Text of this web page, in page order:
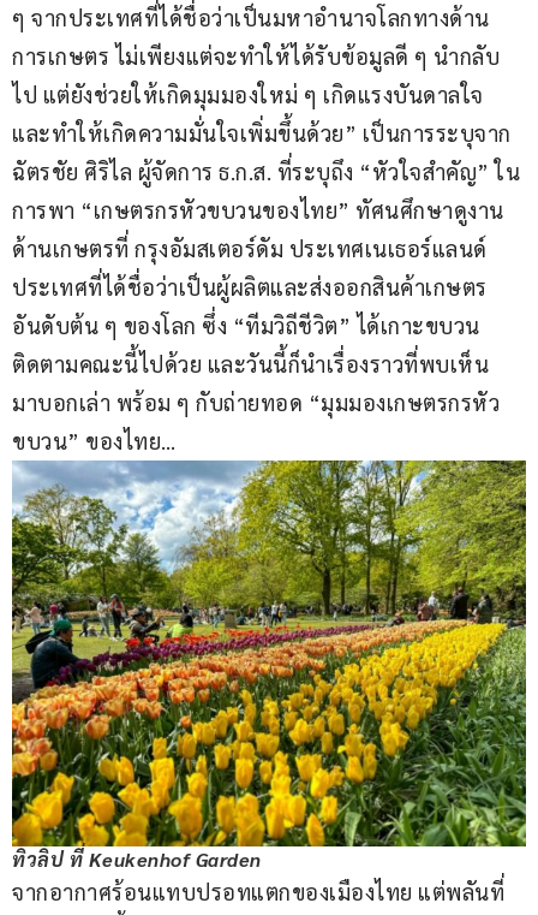
ๆ จากประเทศที่ได้ชื่อว่าเป็นมหาอำนาจโลกทางด้าน
การเกษตร ไม่เพียงแต่จะทำให้ได้รับข้อมูลดี ๆ นำกลับ
ไป แต่ยังช่วยให้เกิดมุมมองใหม่ ๆ เกิดแรงบันดาลใจ
และทำให้เกิดความมั่นใจเพิ่มขึ้นด้วย” เป็นการระบุจาก
ฉัตรชัย ศิริไล ผู้จัดการ ธ.ก.ส. ที่ระบุถึง “หัวใจสำคัญ” ใน
การพา “เกษตรกรหัวขบวนของไทย” ทัศนศึกษาดูงาน
ด้านเกษตรที่ กรุงอัมสเตอร์ดัม ประเทศเนเธอร์แลนด์
ประเทศที่ได้ชื่อว่าเป็นผู้ผลิตและส่งออกสินค้าเกษตร
อันดับต้น ๆ ของโลก ซึ่ง “ทีมวิถีชีวิต” ได้เกาะขบวน
ติดตามคณะนี้ไปด้วย และวันนี้ก็นำเรื่องราวที่พบเห็น
มาบอกเล่า พร้อม ๆ กับถ่ายทอด “มุมมองเกษตรกรหัว
ขบวน” ของไทย…
ทิวลิป ที่ Keukenhof Garden
จากอากาศร้อนแทบปรอทแตกของเมืองไทย แต่พลันที่